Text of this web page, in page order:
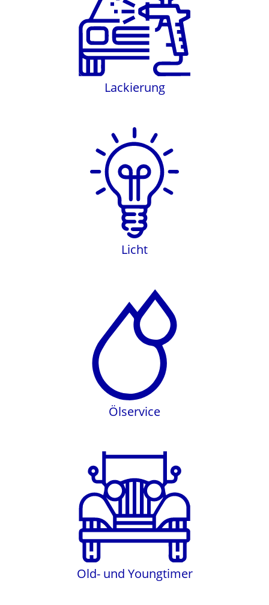
Lackierung
Lackierung
Licht
Ölservice
Ölservice
Old- und Youngtimer
Old- und Youngtimer